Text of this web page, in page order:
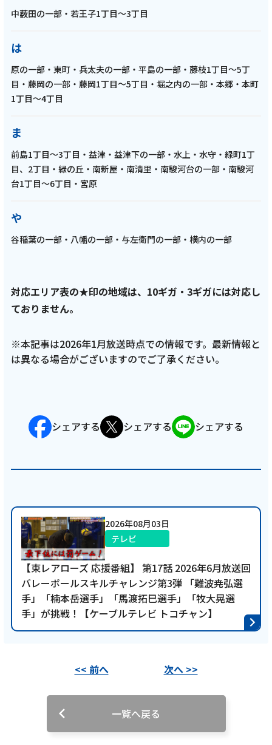
記事を読む
藤枝MYFC応援番組【一体感MYFC 超³攻撃的
サッカーへの挑戦】がついにレギュラー番組
化 第144話 トップ選手インタビューに松下佳
貴選手が登場!!「2025年5月放送回」
藤枝MYFC応援番組【一体感MYFC 超³攻撃的
記事を読む
テレビ
藤枝MYFC応援コーナー 一体感MYFC：蕎麦マ
スター六反選手の新たな野望？が露呈、ヒコ
師匠も思わず共感！！【第142話 2025/3/18放
送回】
中薮田の一部・若王子1丁目～3丁目
は
原の一部・東町・兵太夫の一部・平島の一部・藤枝1丁目～5丁
目・藤岡の一部・藤岡1丁目～5丁目・堀之内の一部・本郷・本町
1丁目～4丁目
ま
前島1丁目～3丁目・益津・益津下の一部・水上・水守・緑町1丁
目、2丁目・緑の丘・南新屋・南清里・南駿河台の一部・南駿河
台1丁目～6丁目・宮原
や
谷稲葉の一部・八幡の一部・与左衛門の一部・横内の一部
対応エリア表の★印の地域は、10ギガ・3ギガには対応し
ておりません。
※本記事は2026年1月放送時点での情報です。最新情報と
は異なる場合がございますのでご了承ください。
シェアする シェアする シェアする
2026年08月03日
テレビ
【東レアローズ 応援番組】 第17話 2026年6月放送回
バレーボールスキルチャレンジ第3弾 「難波尭弘選
手」「楠本岳選手」「馬渡拓巳選手」「牧大晃選
手」が挑戦！【ケーブルテレビ トコチャン】
<< 前へ 次へ >>
一覧へ戻る